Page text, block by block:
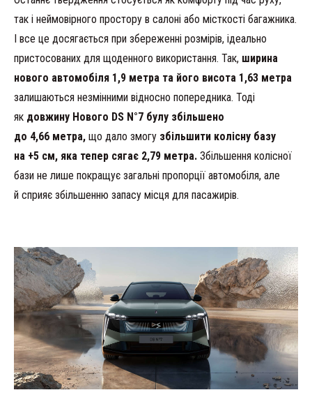
так і неймовірного простору в салоні або місткості багажника.
І все це досягається при збереженні розмірів, ідеально
пристосованих для щоденного використання. Так, ширина
нового автомобіля 1,9 метра та його висота 1,63 метра
залишаються незмінними відносно попередника. Тоді
як довжину Нового DS N°7 булу збільшено
до 4,66 метра, що дало змогу збільшити колісну базу
на +5 см, яка тепер сягає 2,79 метра. Збільшення колісної
бази не лише покращує загальні пропорції автомобіля, але
й сприяє збільшенню запасу місця для пасажирів.